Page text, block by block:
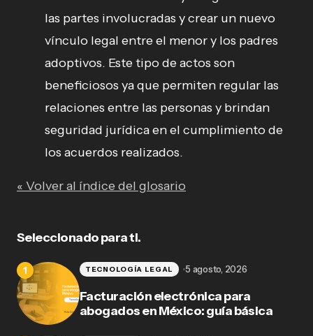
las partes involucradas y crear un nuevo
vínculo legal entre el menor y los padres
adoptivos. Este tipo de actos son
beneficiosos ya que permiten regular las
relaciones entre las personas y brindan
seguridad jurídica en el cumplimiento de
los acuerdos realizados.
« Volver al índice del glosario
Seleccionado para ti.
Facturación electrónica para
abogados en México: guía básica
TECNOLOGÍA LEGAL 5 agosto, 2026